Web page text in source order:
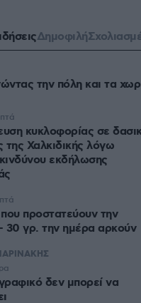
Δημοφιλή
την πόλη και τα
κυκλοφορίας σε
της Χαλκιδικής λόγω
εκδήλωσης
προστατεύουν την
30 γρ. την ημέρα αρκούν
δεν μπορεί να